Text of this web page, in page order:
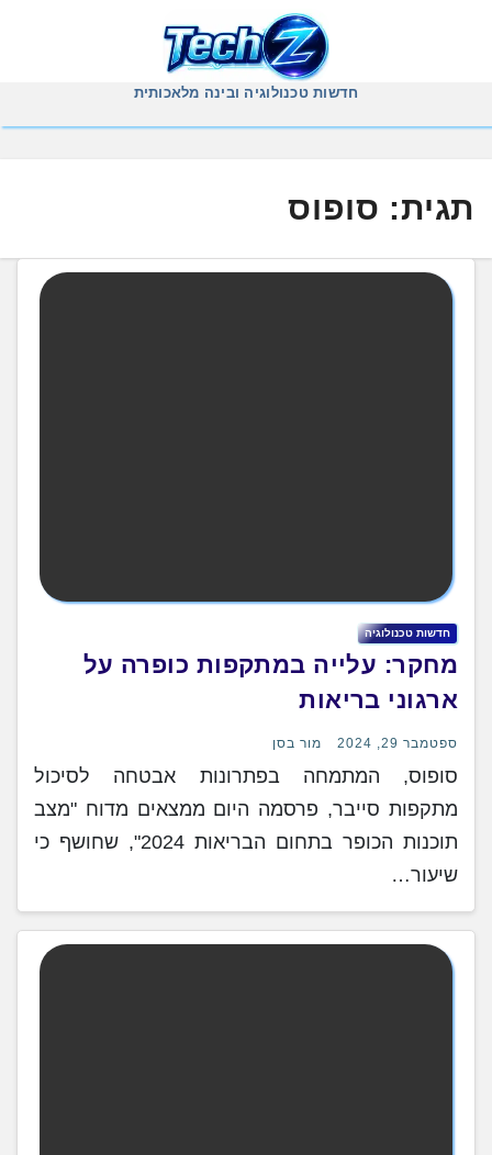
חדשות טכנולוגיה ובינה מלאכותית
תגית: סופוס
חדשות טכנולוגיה
מחקר: עלייה במתקפות כופרה על
ארגוני בריאות
ספטמבר 29, 2024 מור בסן
סופוס, המתמחה בפתרונות אבטחה לסיכול
מתקפות סייבר, פרסמה היום ממצאים מדוח "מצב
תוכנות הכופר בתחום הבריאות 2024", שחושף כי
שיעור…